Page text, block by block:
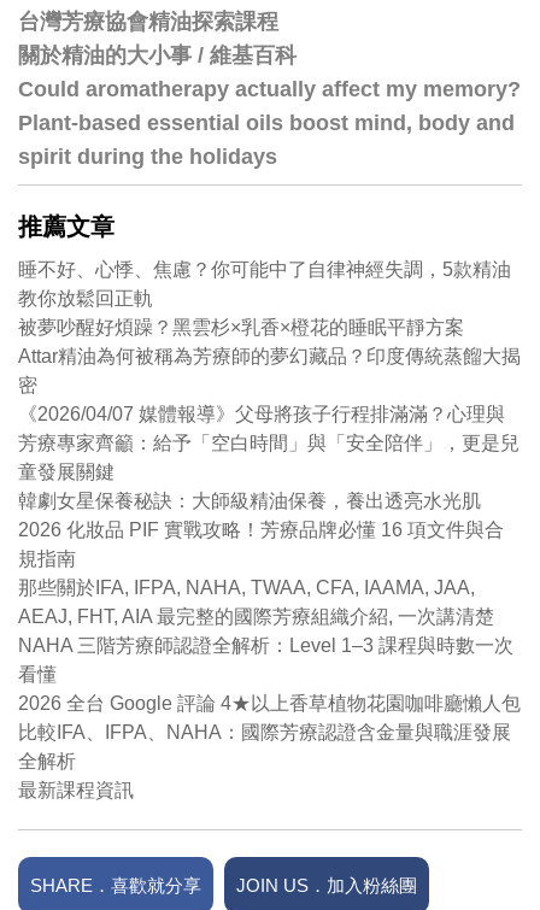
台灣芳療協會精油探索課程
關於精油的大小事 / 維基百科
Could aromatherapy actually affect my memory?
Plant-based essential oils boost mind, body and
spirit during the holidays
推薦文章
睡不好、心悸、焦慮？你可能中了自律神經失調，5款精油
教你放鬆回正軌
被夢吵醒好煩躁？黑雲杉×乳香×橙花的睡眠平靜方案
Attar精油為何被稱為芳療師的夢幻藏品？印度傳統蒸餾大揭
密
《2026/04/07 媒體報導》父母將孩子行程排滿滿？心理與
芳療專家齊籲：給予「空白時間」與「安全陪伴」，更是兒
童發展關鍵
韓劇女星保養秘訣：大師級精油保養，養出透亮水光肌
2026 化妝品 PIF 實戰攻略！芳療品牌必懂 16 項文件與合
規指南
那些關於IFA, IFPA, NAHA, TWAA, CFA, IAAMA, JAA,
AEAJ, FHT, AIA 最完整的國際芳療組織介紹, 一次講清楚
NAHA 三階芳療師認證全解析：Level 1–3 課程與時數一次
看懂
2026 全台 Google 評論 4★以上香草植物花園咖啡廳懶人包
比較IFA、IFPA、NAHA：國際芳療認證含金量與職涯發展
全解析
最新課程資訊
SHARE．喜歡就分享 JOIN US．加入粉絲團